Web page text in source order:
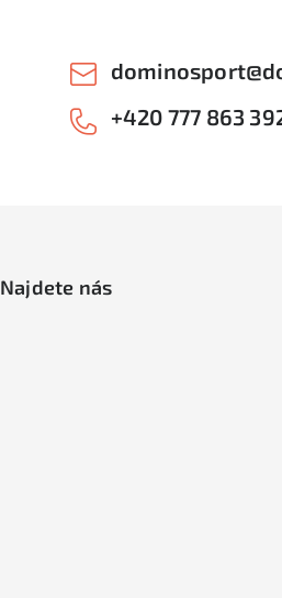
dominosport@
+420 777 863
Najdete nás